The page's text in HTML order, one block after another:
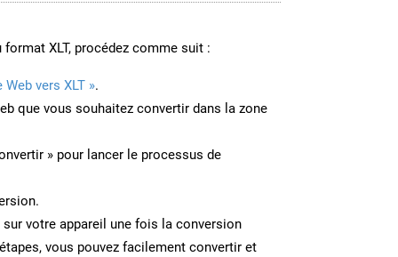
XLT, procédez comme suit :
Web vers XLT ».
que vous souhaitez convertir dans la zone
» pour lancer le processus de
sur votre appareil une fois la conversion
vous pouvez facilement convertir et